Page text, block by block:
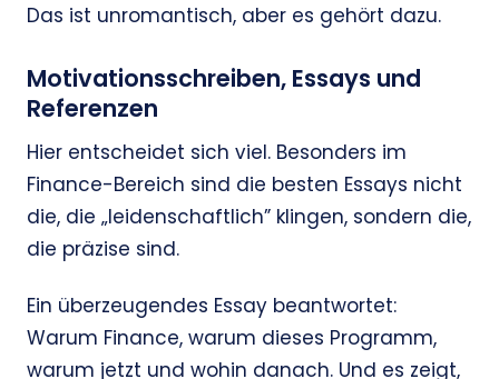
Das ist unromantisch, aber es gehört dazu.
Motivationsschreiben, Essays und
Referenzen
Hier entscheidet sich viel. Besonders im
Finance-Bereich sind die besten Essays nicht
die, die „leidenschaftlich” klingen, sondern die,
die präzise sind.
Ein überzeugendes Essay beantwortet:
Warum Finance, warum dieses Programm,
warum jetzt und wohin danach. Und es zeigt,